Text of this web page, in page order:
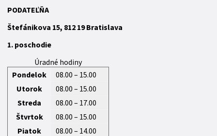
PODATEĽŇA
Štefánikova 15, 812 19Bratislava
1. poschodie
Úradné hodiny
Pondelok
08.00 – 15.00
Utorok
08.00 – 15.00
Streda
08.00 – 17.00
Štvrtok
08.00 – 15.00
Piatok
08.00 – 14.00